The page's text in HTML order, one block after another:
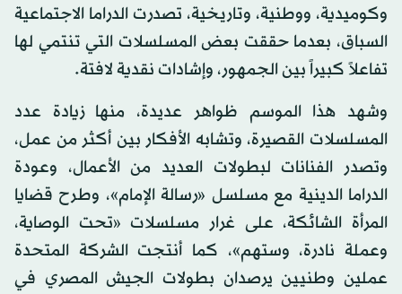
وكوميدية، ووطنية، وتاريخية، تصدرت الدراما الاجتماعية
السباق، بعدما حققت بعض المسلسلات التي تنتمي لها
تفاعلاً كبيراً بين الجمهور، وإشادات نقدية لافتة.
وشهد هذا الموسم ظواهر عديدة، منها زيادة عدد
المسلسلات القصيرة، وتشابه الأفكار بين أكثر من عمل،
وتصدر الفنانات لبطولات العديد من الأعمال، وعودة
الدراما الدينية مع مسلسل «رسالة الإمام»، وطرح قضايا
المرأة الشائكة، على غرار مسلسلات «تحت الوصاية،
وعملة نادرة، وستهم»، كما أنتجت الشركة المتحدة
عملين وطنيين يرصدان بطولات الجيش المصري في